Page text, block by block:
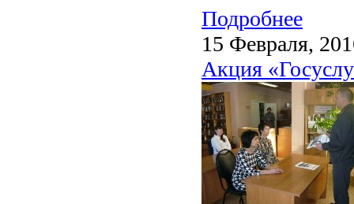
Подробнее
15 Февраля,
Акция